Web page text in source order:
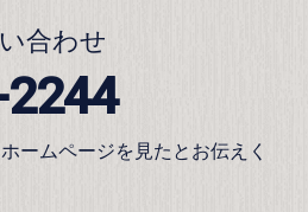
合わせ
ームページを見たとお伝えく